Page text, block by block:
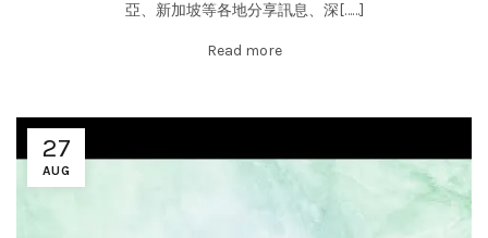
亞、新加坡等各地分享訊息、深[……]
Read more
27
AUG